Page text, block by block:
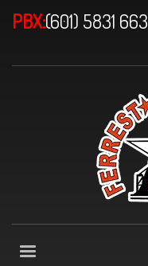
PBX:(601) 5831 663